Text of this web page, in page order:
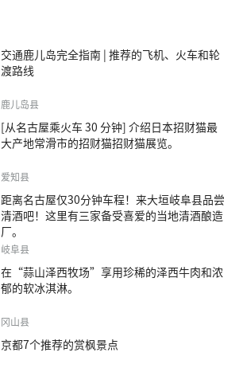
交通鹿儿岛完全指南 | 推荐的飞机、火车和轮
渡路线
鹿儿岛县
[从名古屋乘火车 30 分钟] 介绍日本招财猫最
大产地常滑市的招财猫招财猫展览。
爱知县
距离名古屋仅30分钟车程！来大垣岐阜县品尝
清酒吧！这里有三家备受喜爱的当地清酒酿造
厂。
岐阜县
在“蒜山泽西牧场”享用珍稀的泽西牛肉和浓
郁的软冰淇淋。
冈山县
京都7个推荐的赏枫景点